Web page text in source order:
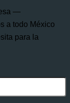
—
a todo México
para la